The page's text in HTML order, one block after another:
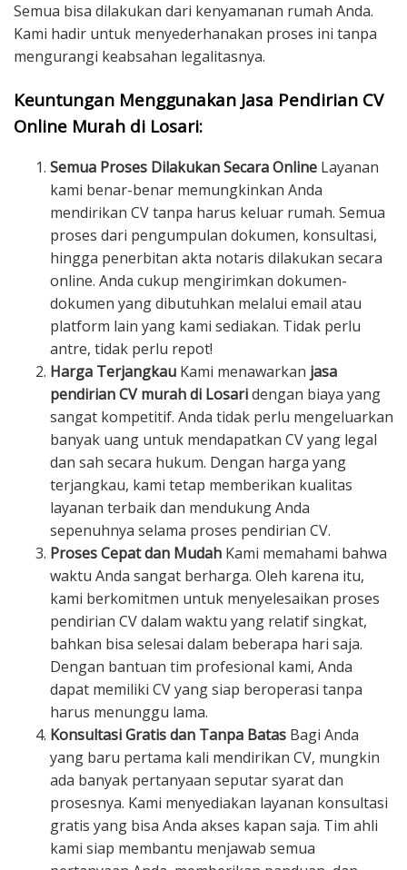
Semua bisa dilakukan dari kenyamanan rumah Anda.
Kami hadir untuk menyederhanakan proses ini tanpa
mengurangi keabsahan legalitasnya.
Keuntungan Menggunakan Jasa Pendirian CV
Online Murah di Losari:
Semua Proses Dilakukan Secara Online Layanan
kami benar-benar memungkinkan Anda
mendirikan CV tanpa harus keluar rumah. Semua
proses dari pengumpulan dokumen, konsultasi,
hingga penerbitan akta notaris dilakukan secara
online. Anda cukup mengirimkan dokumen-
dokumen yang dibutuhkan melalui email atau
platform lain yang kami sediakan. Tidak perlu
antre, tidak perlu repot!
Harga Terjangkau Kami menawarkan jasa
pendirian CV murah di Losaridengan biaya yang
sangat kompetitif. Anda tidak perlu mengeluarkan
banyak uang untuk mendapatkan CV yang legal
dan sah secara hukum. Dengan harga yang
terjangkau, kami tetap memberikan kualitas
layanan terbaik dan mendukung Anda
sepenuhnya selama proses pendirian CV.
Proses Cepat dan Mudah Kami memahami bahwa
waktu Anda sangat berharga. Oleh karena itu,
kami berkomitmen untuk menyelesaikan proses
pendirian CV dalam waktu yang relatif singkat,
bahkan bisa selesai dalam beberapa hari saja.
Dengan bantuan tim profesional kami, Anda
dapat memiliki CV yang siap beroperasi tanpa
harus menunggu lama.
Konsultasi Gratis dan Tanpa Batas Bagi Anda
yang baru pertama kali mendirikan CV, mungkin
ada banyak pertanyaan seputar syarat dan
prosesnya. Kami menyediakan layanan konsultasi
gratis yang bisa Anda akses kapan saja. Tim ahli
kami siap membantu menjawab semua